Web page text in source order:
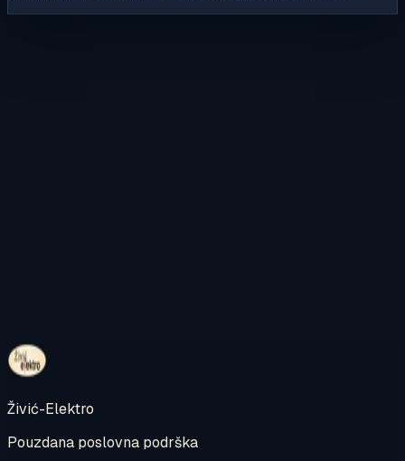
Pregledajte internetsku trgovinu
Živić-Elektro
Pouzdana poslovna podrška